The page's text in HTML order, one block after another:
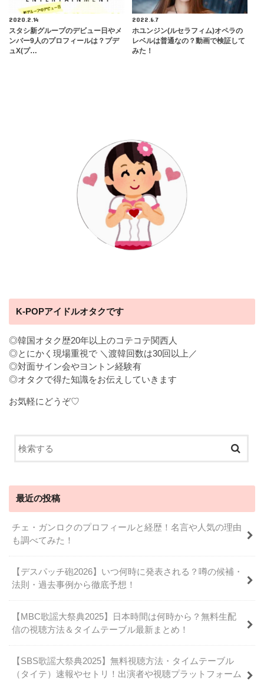
2020.2.14
スタシ新グループのデビュー日やメ
ンバー9人のプロフィールは？プデ
ュX(プ…
2022.6.7
ホユンジン(ルセラフィム)オペラの
レベルは普通なの？動画で検証して
みた！
K-POPアイドルオタクです
◎韓国オタク歴20年以上のコテコテ関西人
◎とにかく現場重視で ＼渡韓回数は30回以上／
◎対面サイン会やヨントン経験有
◎オタクで得た知識をお伝えしていきます
お気軽にどうぞ♡
最近の投稿
チェ・ガンロクのプロフィールと経歴！名言や人気の理由
も調べてみた！
【デスパッチ砲2026】いつ何時に発表される？噂の候補・
法則・過去事例から徹底予想！
【MBC歌謡大祭典2025】日本時間は何時から？無料生配
信の視聴方法＆タイムテーブル最新まとめ！
【SBS歌謡大祭典2025】無料視聴方法・タイムテーブル
（タイテ）速報やセトリ！出演者や視聴プラットフォーム